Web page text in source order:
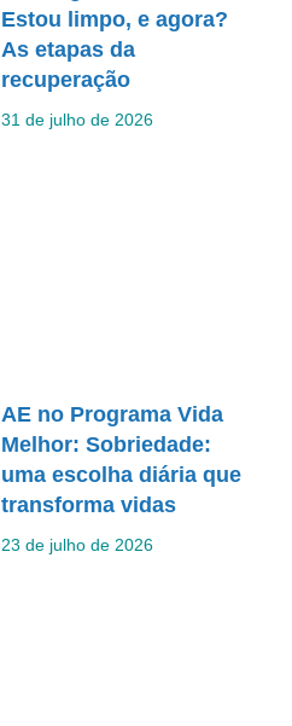
Estou limpo, e agora?
As etapas da
recuperação
31 de julho de 2026
AE no Programa Vida
Melhor: Sobriedade:
uma escolha diária que
transforma vidas
23 de julho de 2026